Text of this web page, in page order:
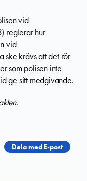
vid
reglerar hur
vid
ske krävs att det rör
som polisen inte
ge sitt medgivande.
Dela med E-post